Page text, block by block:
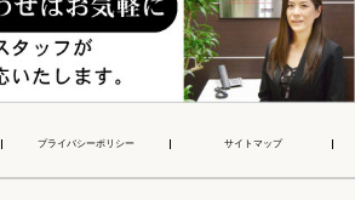
プライバシーポリシー サイトマップ